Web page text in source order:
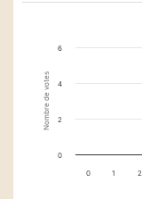
Nombre de votes
0 1 2
0
2
4
6